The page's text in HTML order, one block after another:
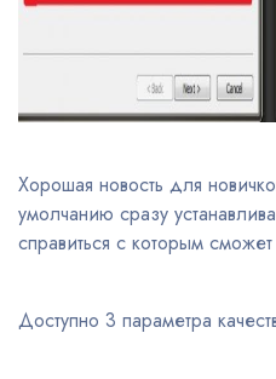
Хорошая новость для
умолчанию сразу
справиться с которым
Доступно 3 параметра